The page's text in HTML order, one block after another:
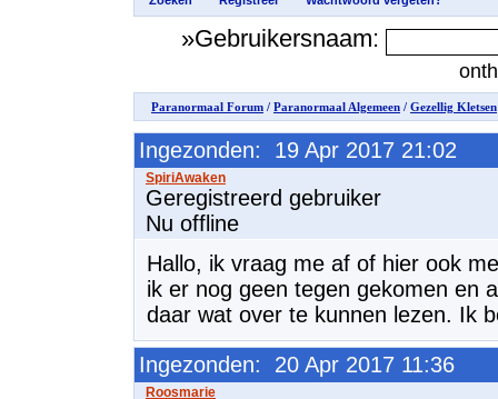
»Gebruikersnaam:
Paranormaal Forum / Paranormaal Algemeen / Gezellig Kletsen
Ingezonden: 19 Apr 2017 21:02
Geregistreerd gebruiker
Nu offline
Hallo, ik vraag me af of hier ook
ik er nog geen tegen gekomen en
daar wat over te kunnen lezen. Ik
Ingezonden: 20 Apr 2017 11:36